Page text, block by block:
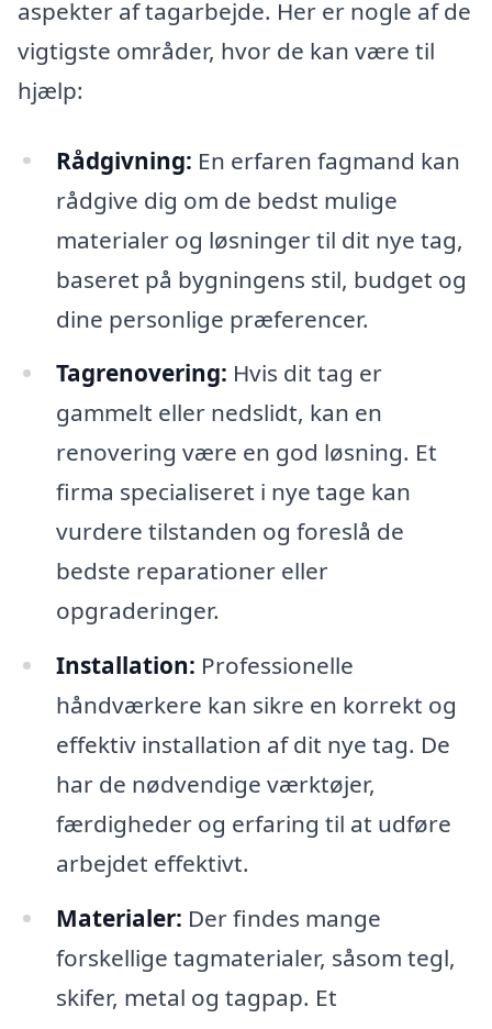
aspekter af tagarbejde. Her er nogle af de
vigtigste områder, hvor de kan være til
hjælp:
Rådgivning: En erfaren fagmand kan
rådgive dig om de bedst mulige
materialer og løsninger til dit nye tag,
baseret på bygningens stil, budget og
dine personlige præferencer.
Tagrenovering: Hvis dit tag er
gammelt eller nedslidt, kan en
renovering være en god løsning. Et
firma specialiseret i nye tage kan
vurdere tilstanden og foreslå de
bedste reparationer eller
opgraderinger.
Installation: Professionelle
håndværkere kan sikre en korrekt og
effektiv installation af dit nye tag. De
har de nødvendige værktøjer,
færdigheder og erfaring til at udføre
arbejdet effektivt.
Materialer: Der findes mange
forskellige tagmaterialer, såsom tegl,
skifer, metal og tagpap. Et